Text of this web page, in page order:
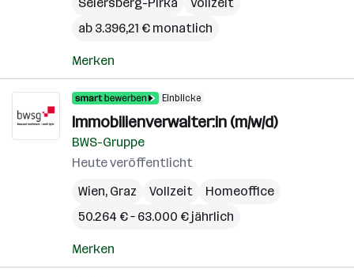
ab 3.396,21 € monatlich
Merken
Einblicke
Immobilienverwalter:in (m/w/d)
BWS-Gruppe
Heute veröffentlicht
Wien, Graz Vollzeit
Homeoffice
50.264 € – 63.000 € jährlich
Merken